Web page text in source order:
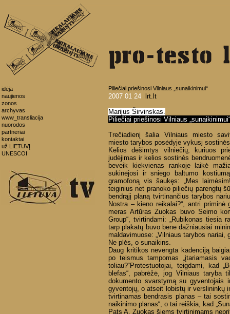
idėja
naujienos
zonos
archyvas
www_transliacija
nuorodos
partneriai
kontaktai
už LIETUVĮ
UNESCOI
Piliečiai priešinosi Vilniaus „sunaikinimui“
2007 01 24 lrt.lt
Marijus Širvinskas.
Piliečiai priešinosi Vilniaus „sunaikinimui“
Trečiadienį šalia Vilniaus miesto
miesto tarybos posėdyje vykusį
Kelios dešimtys vilniečių, kuriuos
judėjimas ir kelios sostinės
beveik kiekvienas rankoje laikė
sukinėjosi ir sniego baltumo
gramofoną vis šaukęs: „Mes
teiginius net pranoko piliečių parengtų
bendrąjį planą tvirtinančius tarybos
Nostra – kieno reikalai?“, antri priminė
meras Artūras Zuokas buvo Seimo
Group“, tvirtindami: „Rubikonas tiesia
tarp plakatų buvo bene dažniausiai
maldavimuose: „Vilniaus tarybos nariai,
Ne plės, o sunaikins.
Daug kritikos nevengta kadenciją
po teismus tampomas „įtariamasis
toliau?“Protestuotojai, teigdami, kad
blefas“, pabrėžė, jog Vilniaus taryba
dokumento svarstymą su
gyventojų, o atseit lobistų ir verslininkų
tvirtinamas bendrasis planas – tai
naikinimo planas“, o tai reiškia, kad
Pats A. Zuokas šiems tvirtinimams